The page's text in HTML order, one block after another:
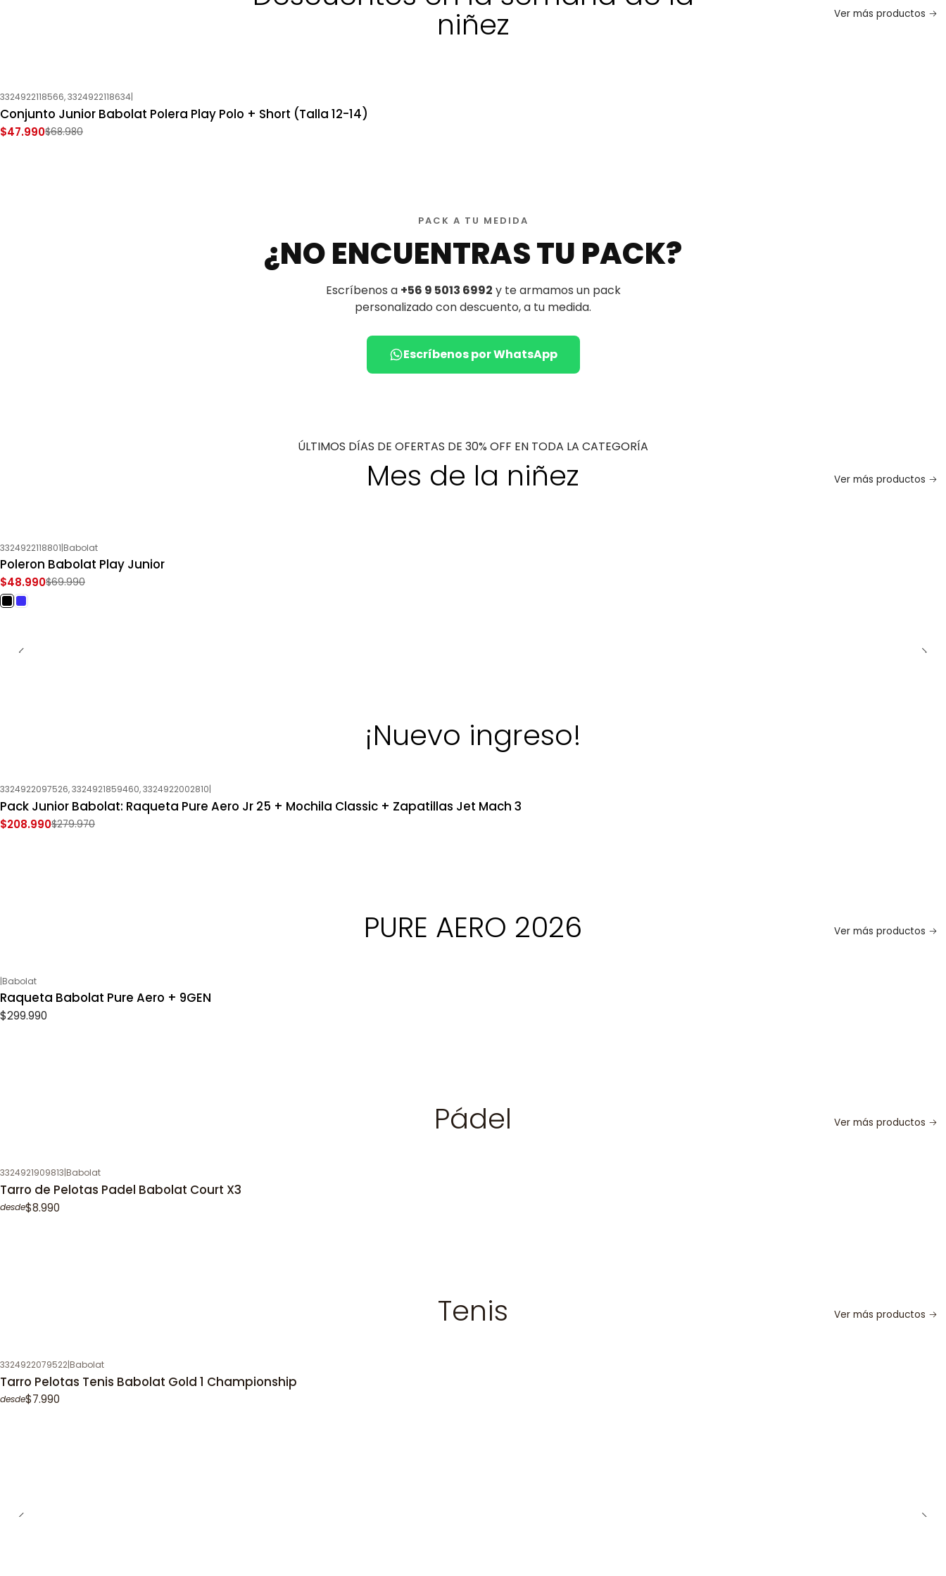
niñez Ver más productos
-30%OFF
Nuevo
3324922118566, 3324922118634|
Conjunto Junior Babolat Polera Play Polo + Short (Talla 12-14)
$47.990$68.980
PACK A TU MEDIDA
¿NO ENCUENTRAS TU PACK?
Escríbenos a +56 9 5013 6992 y te armamos un pack
personalizado con descuento, a tu medida.
Escríbenos por WhatsApp
ÚLTIMOS DÍAS DE OFERTAS DE 30% OFF EN TODA LA CATEGORÍA
Mes de la niñez Ver más productos
-30%OFF
3324922118801|Babolat
Poleron Babolat Play Junior
$48.990$69.990
¡Nuevo ingreso!
-25% OFF
Nuevo
3324922097526, 3324921859460, 3324922002810|
Pack Junior Babolat: Raqueta Pure Aero Jr 25 + Mochila Classic + Zapatillas Jet Mach 3
$208.990$279.970
PURE AERO 2026 Ver más productos
|Babolat
Raqueta Babolat Pure Aero + 9GEN
$299.990
Pádel Ver más productos
3324921909813|Babolat
Tarro de Pelotas Padel Babolat Court X3
desde$8.990
Tenis Ver más productos
3324922079522|Babolat
Tarro Pelotas Tenis Babolat Gold 1 Championship
desde$7.990